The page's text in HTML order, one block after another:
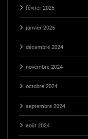
février 2025
janvier 2025
décembre 2024
novembre 2024
octobre 2024
septembre 2024
août 2024